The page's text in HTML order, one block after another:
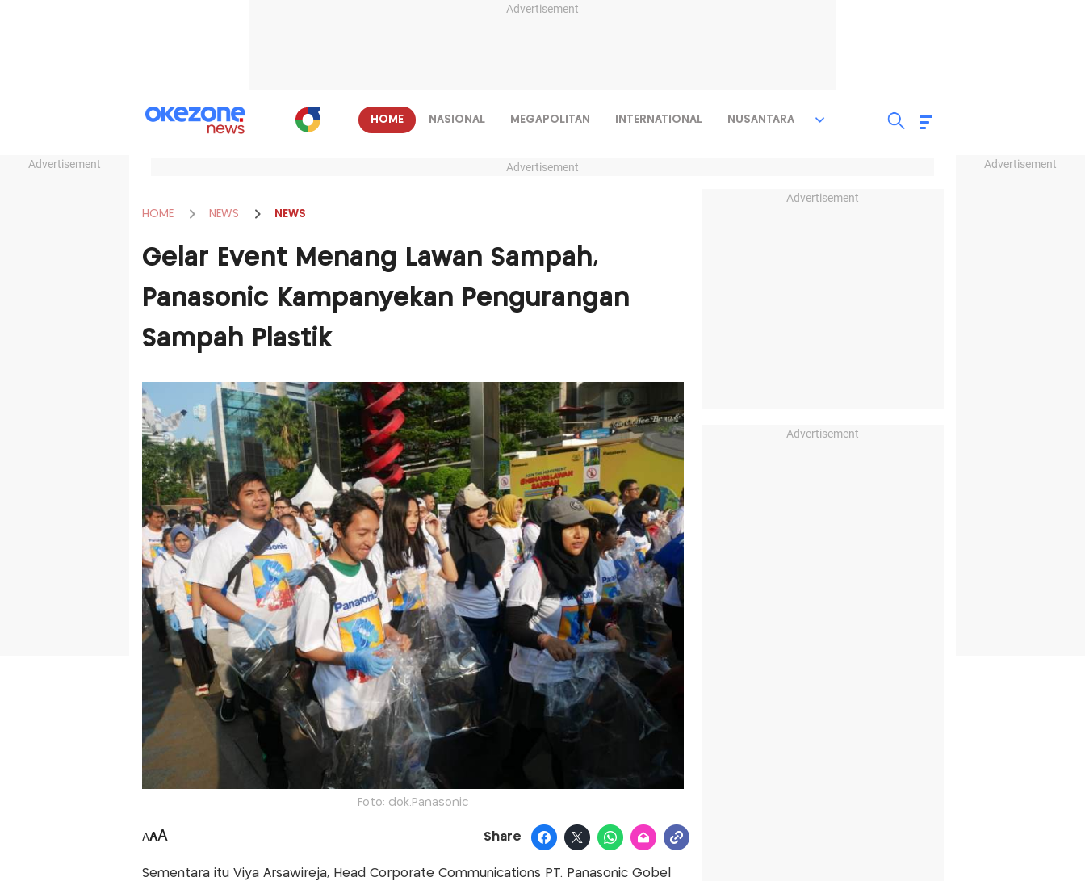
Advertisement
Advertisement Advertisement
HOME NASIONAL MEGAPOLITAN INTERNATIONAL NUSANTARA
Advertisement
HOME NEWS NEWS
Gelar Event Menang Lawan Sampah,
Panasonic Kampanyekan Pengurangan
Sampah Plastik
Foto: dok.Panasonic
AAA Share
Sementara itu Viya Arsawireja, Head Corporate Communications PT. Panasonic Gobel
Advertisement
Advertisement